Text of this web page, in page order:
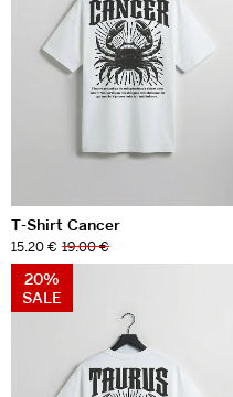
T-Shirt Cancer
15.20 € 19.00 €
20%
SALE